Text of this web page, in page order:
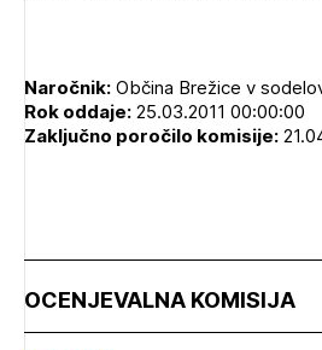
Naročnik:Občina Brežice v
Rok oddaje:25.03.2011 00:00:00
Zaključno poročilo komisije:
OCENJEVALNA KOMISIJA